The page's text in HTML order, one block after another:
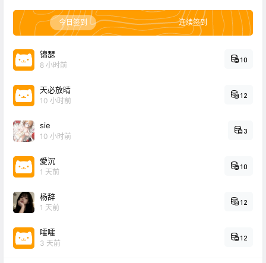
今日签到 连续签到
锦瑟
8 小时前
10
天必放晴
10 小时前
12
sie
10 小时前
3
愛沉
1 天前
10
杨辞
1 天前
12
嚯嚯
3 天前
12